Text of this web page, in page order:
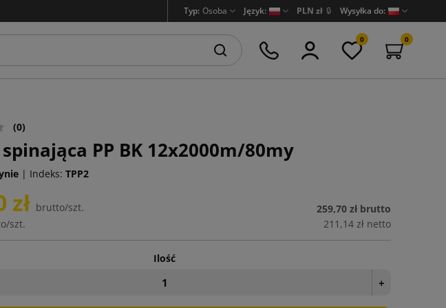
Typ: Osoba Język: PLN zł 🔒 Wysyłka do:
0 0
(0)
PP BK 12x2000m/80my
| Indeks: TPP2
zł brutto/szt.
szt.
259,70 zł brutto
211,14 zł netto
Ilość
+